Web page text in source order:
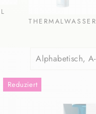
THERMALWASSER
Reduziert